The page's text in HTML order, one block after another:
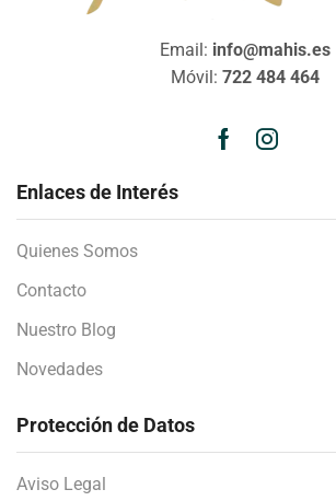
Email: info@mahis.es
Móvil: 722 484 464
Enlaces de Interés
Quienes Somos
Contacto
Nuestro Blog
Novedades
Protección de Datos
Aviso Legal